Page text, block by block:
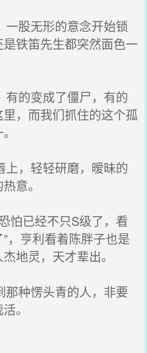
股无形的意念开始锁
铁笛先生都突然面色一
的变成了僵尸，有的
，而我们抓住的这个孤
，轻轻研磨，暧昧的
意。
怕已经不只S级了，看
，亨利看着陈胖子也是
地灵，天才辈出。
种愣头青的人，非要
。